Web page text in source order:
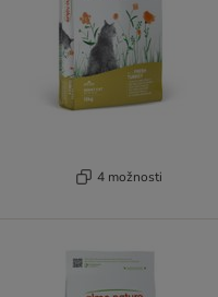
4 možnosti